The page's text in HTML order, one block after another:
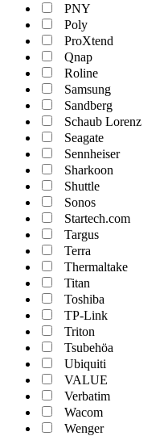
PNY
Poly
ProXtend
Qnap
Roline
Samsung
Sandberg
Schaub Lorenz
Seagate
Sennheiser
Sharkoon
Shuttle
Sonos
Startech.com
Targus
Terra
Thermaltake
Titan
Toshiba
TP-Link
Triton
Tsubehöa
Ubiquiti
VALUE
Verbatim
Wacom
Wenger